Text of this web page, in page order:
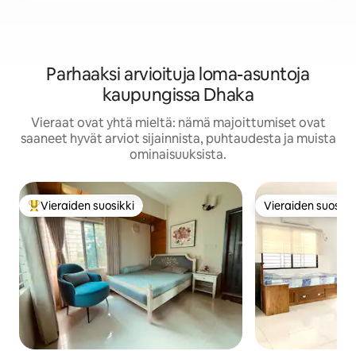
Parhaaksi arvioituja loma-asuntoja
kaupungissa Dhaka
Vieraat ovat yhtä mieltä: nämä majoittumiset ovat
saaneet hyvät arviot sijainnista, puhtaudesta ja muista
ominaisuuksista.
Vieraiden suosikkien parhaimmistoa
Vieraiden suosikki Vieraiden
Vieraiden